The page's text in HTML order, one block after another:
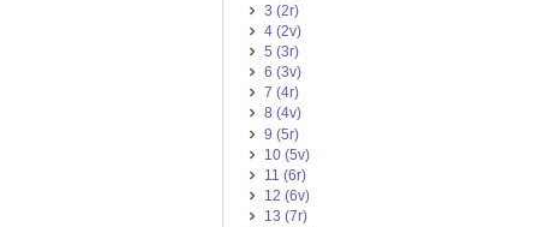
3 (2r)
4 (2v)
5 (3r)
6 (3v)
7 (4r)
8 (4v)
9 (5r)
10 (5v)
11 (6r)
12 (6v)
13 (7r)